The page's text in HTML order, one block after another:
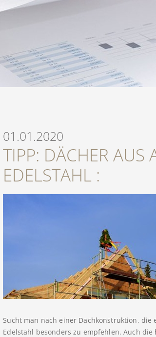
01.01.2020
TIPP: DÄCHER
EDELSTAHL :
Sucht man nach einer Dachkonstruktion,
Edelstahl besonders zu empfehlen. Auch